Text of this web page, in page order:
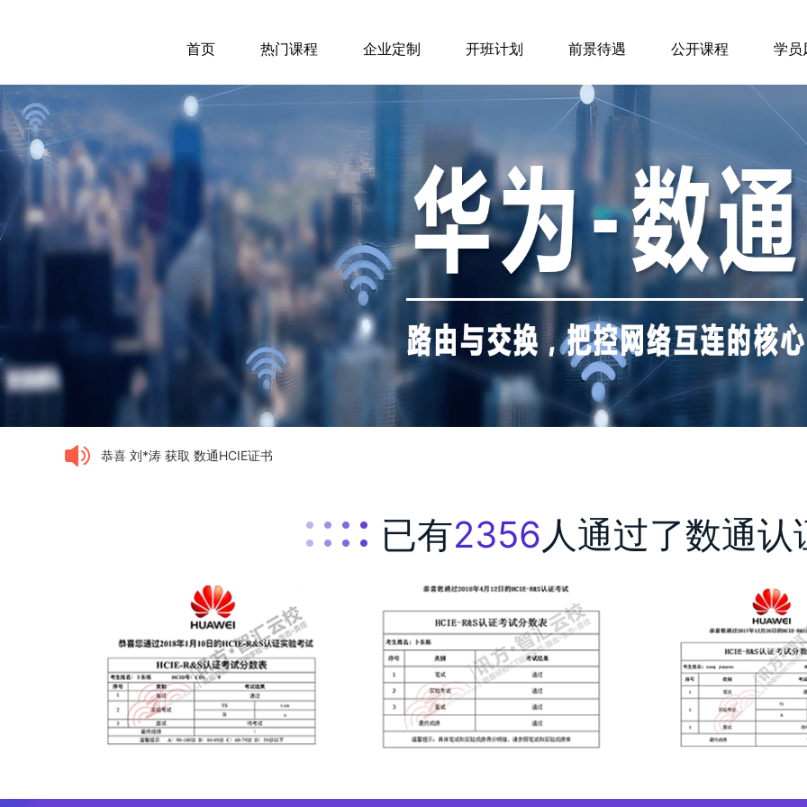
首页 热门课程 企业定制 开班计划 前景待遇 公开课程 学员
恭喜 刘*涛 获取 数通HCIE证书
恭喜 江* 获取 数通HCIE证书
恭喜 王*鑫 获取 数通HCIE证书
恭喜 谢*肇 获取 数通HCIE证书
恭喜 黄*锐 获取 云计算HCIE证书
恭喜 朱*凯 获取 数通HCIE证书
恭喜 马*楠 获取 云计算HCIE证书
恭喜 方*楷 获取 云计算HCIE证书
恭喜 陈* 获取 云计算HCIE证书
恭喜 梁*华 获取 存储HCIE证书
恭喜 张*远 获取 红帽RHCA证书
已有2356人通过了数通认